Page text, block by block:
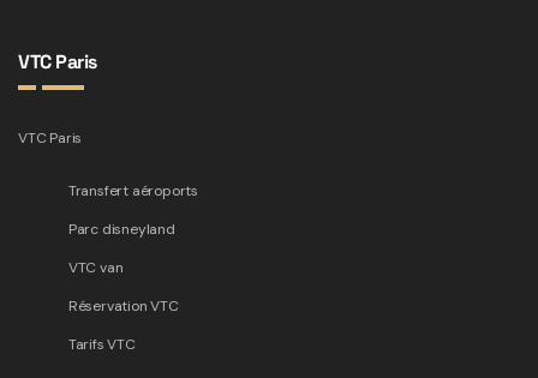
VTC Paris
VTC Paris
Transfert aéroports
Parc disneyland
VTC van
Réservation VTC
Tarifs VTC